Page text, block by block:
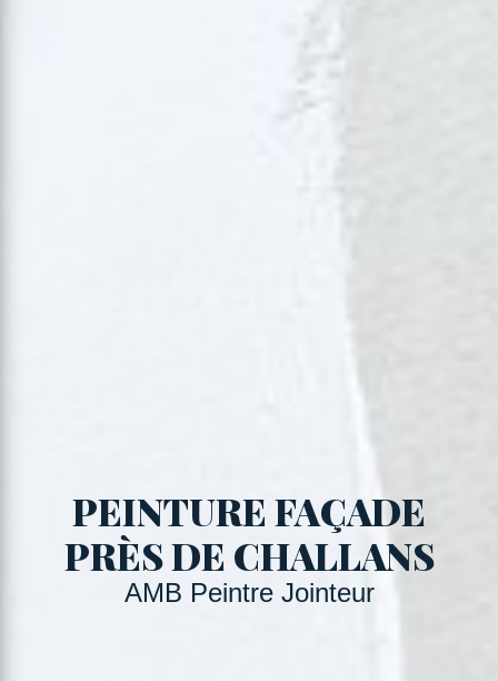
PEINTURE FAÇADE
PRÈS DE CHALLANS
AMB Peintre Jointeur